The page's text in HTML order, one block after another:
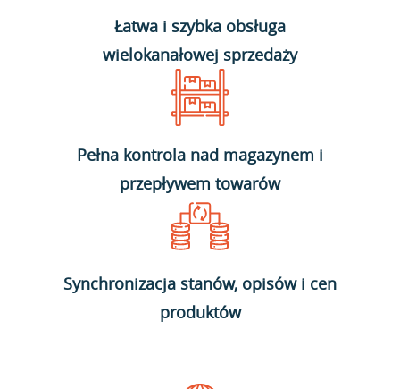
Łatwa i szybka obsługa
wielokanałowej sprzedaży
Pełna kontrola nad magazynem i
przepływem towarów
Synchronizacja stanów, opisów i cen
produktów